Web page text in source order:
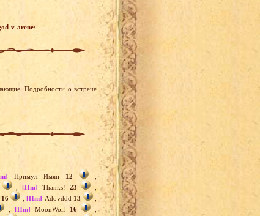
v-arene/
Подробности о встрече
Примул Имян 12
,
,[Hm] Thanks! 23
,
16 ,[Hm] Adovddd 13
,
[Hm] MoonWolf 16